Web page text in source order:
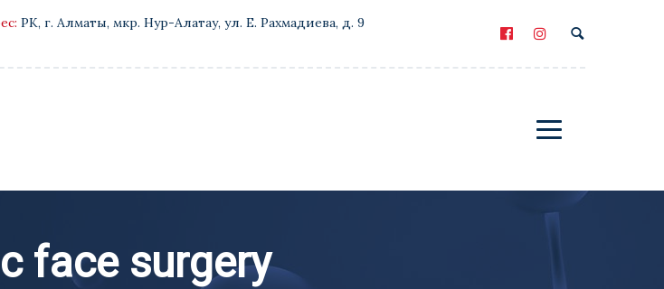
РК, г. Алматы, мкр. Нур-Алатау, ул. Е. Рахмадиева, д. 9
face surgery